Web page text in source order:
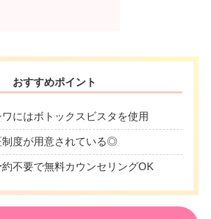
おすすめポイント
にはボトックスビスタを使用
制度が用意されている◎
不要で無料カウンセリングOK